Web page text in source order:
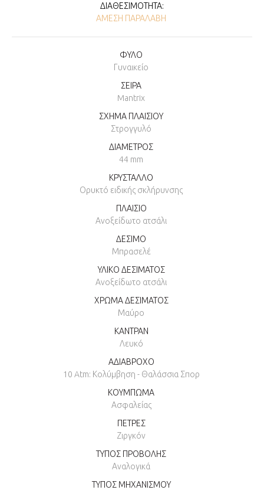
ΔΙΑΘΕΣΙΜΌΤΗΤΑ:
ΆΜΕΣΗ ΠΑΡΑΛΑΒΉ
ΦΥΛΟ
Γυναικείο
ΣΕΙΡΑ
Mantrix
ΣΧΗΜΑ ΠΛΑΙΣΙΟΥ
Στρογγυλό
ΔΙΑΜΕΤΡΟΣ
44 mm
ΚΡΥΣΤΑΛΛΟ
Ορυκτό ειδικής σκλήρυνσης
ΠΛΑΙΣΙΟ
Ανοξείδωτο ατσάλι
ΔΕΣΙΜΟ
Μπρασελέ
ΥΛΙΚΟ ΔΕΣΙΜΑΤΟΣ
Ανοξείδωτο ατσάλι
ΧΡΩΜΑ ΔΕΣΙΜΑΤΟΣ
Μαύρο
ΚΑΝΤΡΑΝ
Λευκό
ΑΔΙΑΒΡΟΧΟ
10 Atm: Κολύμβηση - Θαλάσσια Σπορ
ΚΟΥΜΠΩΜΑ
Ασφαλείας
ΠΕΤΡΕΣ
Ζιργκόν
ΤΥΠΟΣ ΠΡΟΒΟΛΗΣ
Αναλογικά
ΤΥΠΟΣ ΜΗΧΑΝΙΣΜΟΥ